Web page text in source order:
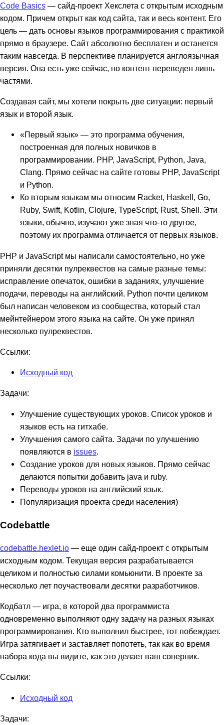
Code Basics — сайд-проект Хекслета с открытым исходным
кодом. Причем открыт как код сайта, так и весь контент. Его
цель — дать основы языков программирования с практикой
прямо в браузере. Сайт абсолютно бесплатен и останется
таким навсегда. В перспективе планируется англоязычная
версия. Она есть уже сейчас, но контент переведен лишь
частями.
Создавая сайт, мы хотели покрыть две ситуации: первый
язык и второй язык.
«Первый язык» — это программа обучения,
построенная для полных новичков в
программировании. PHP, JavaScript, Python, Java,
Clang. Прямо сейчас на сайте готовы PHP, JavaScript
и Python.
Ко вторым языкам мы относим Racket, Haskell, Go,
Ruby, Swift, Kotlin, Clojure, TypeScript, Rust, Shell. Эти
языки, обычно, изучают уже зная что-то другое,
поэтому их программа отличается от первых языков.
PHP и JavaScript мы написали самостоятельно, но уже
приняли десятки пулреквестов на самые разные темы:
исправление опечаток, ошибки в заданиях, улучшение
подачи, переводы на английский. Python почти целиком
был написан человеком из сообщества, который стал
мейнтейнером этого языка на сайте. Он уже принял
несколько пулреквестов.
Ссылки:
Исходный код
Задачи:
Улучшение существующих уроков. Список уроков и
языков есть на гитхабе.
Улучшения самого сайта. Задачи по улучшению
появляются в issues.
Создание уроков для новых языков. Прямо сейчас
делаются попытки добавить java и ruby.
Переводы уроков на английский язык.
Популяризация проекта среди населения)
Codebattle
codebattle.hexlet.io — еще один сайд-проект с открытым
исходным кодом. Текущая версия разрабатывается
целиком и полностью силами комьюнити. В проекте за
несколько лет поучаствовали десятки разработчиков.
Кодбатл — игра, в которой два программиста
одновременно выполняют одну задачу на разных языках
программирования. Кто выполнил быстрее, тот побеждает.
Игра затягивает и заставляет попотеть, так как во время
набора кода вы видите, как это делает ваш соперник.
Ссылки:
Исходный код
Задачи: